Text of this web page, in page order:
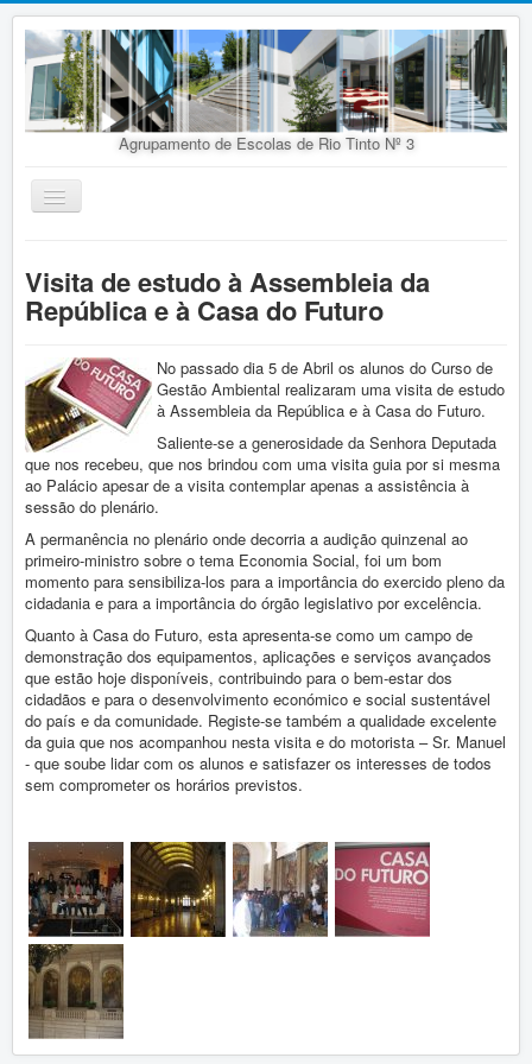
Agrupamento de Escolas de Rio Tinto Nº 3
Ativar/Desativar
navegação
Agrupamento
Organização
Doc. Orientadores
Oferta Educativa
Alunos
Concursos
Vida Escolar
Contactos
Entrada
Destaques
Visita de estudo à Assembleia
da República e à Casa do Futuro
Visita de estudo à Assembleia da
República e à Casa do Futuro
No passado dia 5 de Abril os alunos do Curso de
Gestão Ambiental realizaram uma visita de estudo
à Assembleia da República e à Casa do Futuro.
Saliente-se a generosidade da Senhora Deputada
que nos recebeu, que nos brindou com uma visita guia por si mesma
ao Palácio apesar de a visita contemplar apenas a assistência à
sessão do plenário.
A permanência no plenário onde decorria a audição quinzenal ao
primeiro-ministro sobre o tema Economia Social, foi um bom
momento para sensibiliza-los para a importância do exercido pleno da
cidadania e para a importância do órgão legislativo por excelência.
Quanto à Casa do Futuro, esta apresenta-se como um campo de
demonstração dos equipamentos, aplicações e serviços avançados
que estão hoje disponíveis, contribuindo para o bem-estar dos
cidadãos e para o desenvolvimento económico e social sustentável
do país e da comunidade. Registe-se também a qualidade excelente
da guia que nos acompanhou nesta visita e do motorista – Sr. Manuel
- que soube lidar com os alunos e satisfazer os interesses de todos
sem comprometer os horários previstos.